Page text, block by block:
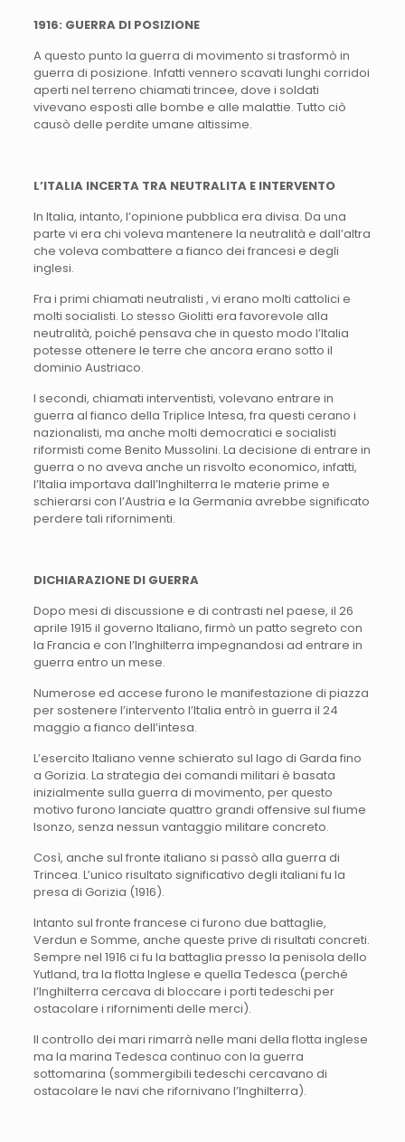
1916: GUERRA DI POSIZIONE
A questo punto la guerra di movimento si trasformò in
guerra di posizione. Infatti vennero scavati lunghi corridoi
aperti nel terreno chiamati trincee, dove i soldati
vivevano esposti alle bombe e alle malattie. Tutto ciò
causò delle perdite umane altissime.
L’ITALIA INCERTA TRA NEUTRALITA E INTERVENTO
In Italia, intanto, l’opinione pubblica era divisa. Da una
parte vi era chi voleva mantenere la neutralità e dall’altra
che voleva combattere a fianco dei francesi e degli
inglesi.
Fra i primi chiamati neutralisti , vi erano molti cattolici e
molti socialisti. Lo stesso Giolitti era favorevole alla
neutralità, poiché pensava che in questo modo l’Italia
potesse ottenere le terre che ancora erano sotto il
dominio Austriaco.
I secondi, chiamati interventisti, volevano entrare in
guerra al fianco della Triplice Intesa, fra questi cerano i
nazionalisti, ma anche molti democratici e socialisti
riformisti come Benito Mussolini. La decisione di entrare in
guerra o no aveva anche un risvolto economico, infatti,
l’Italia importava dall’Inghilterra le materie prime e
schierarsi con l’Austria e la Germania avrebbe significato
perdere tali rifornimenti.
DICHIARAZIONE DI GUERRA
Dopo mesi di discussione e di contrasti nel paese, il 26
aprile 1915 il governo Italiano, firmò un patto segreto con
la Francia e con l’Inghilterra impegnandosi ad entrare in
guerra entro un mese.
Numerose ed accese furono le manifestazione di piazza
per sostenere l’intervento l’Italia entrò in guerra il 24
maggio a fianco dell’intesa.
L’esercito Italiano venne schierato sul lago di Garda fino
a Gorizia. La strategia dei comandi militari è basata
inizialmente sulla guerra di movimento, per questo
motivo furono lanciate quattro grandi offensive sul fiume
Isonzo, senza nessun vantaggio militare concreto.
Così, anche sul fronte italiano si passò alla guerra di
Trincea. L’unico risultato significativo degli italiani fu la
presa di Gorizia (1916).
Intanto sul fronte francese ci furono due battaglie,
Verdun e Somme, anche queste prive di risultati concreti.
Sempre nel 1916 ci fu la battaglia presso la penisola dello
Yutland, tra la flotta Inglese e quella Tedesca (perché
l’Inghilterra cercava di bloccare i porti tedeschi per
ostacolare i rifornimenti delle merci).
Il controllo dei mari rimarrà nelle mani della flotta inglese
ma la marina Tedesca continuo con la guerra
sottomarina (sommergibili tedeschi cercavano di
ostacolare le navi che rifornivano l’Inghilterra).